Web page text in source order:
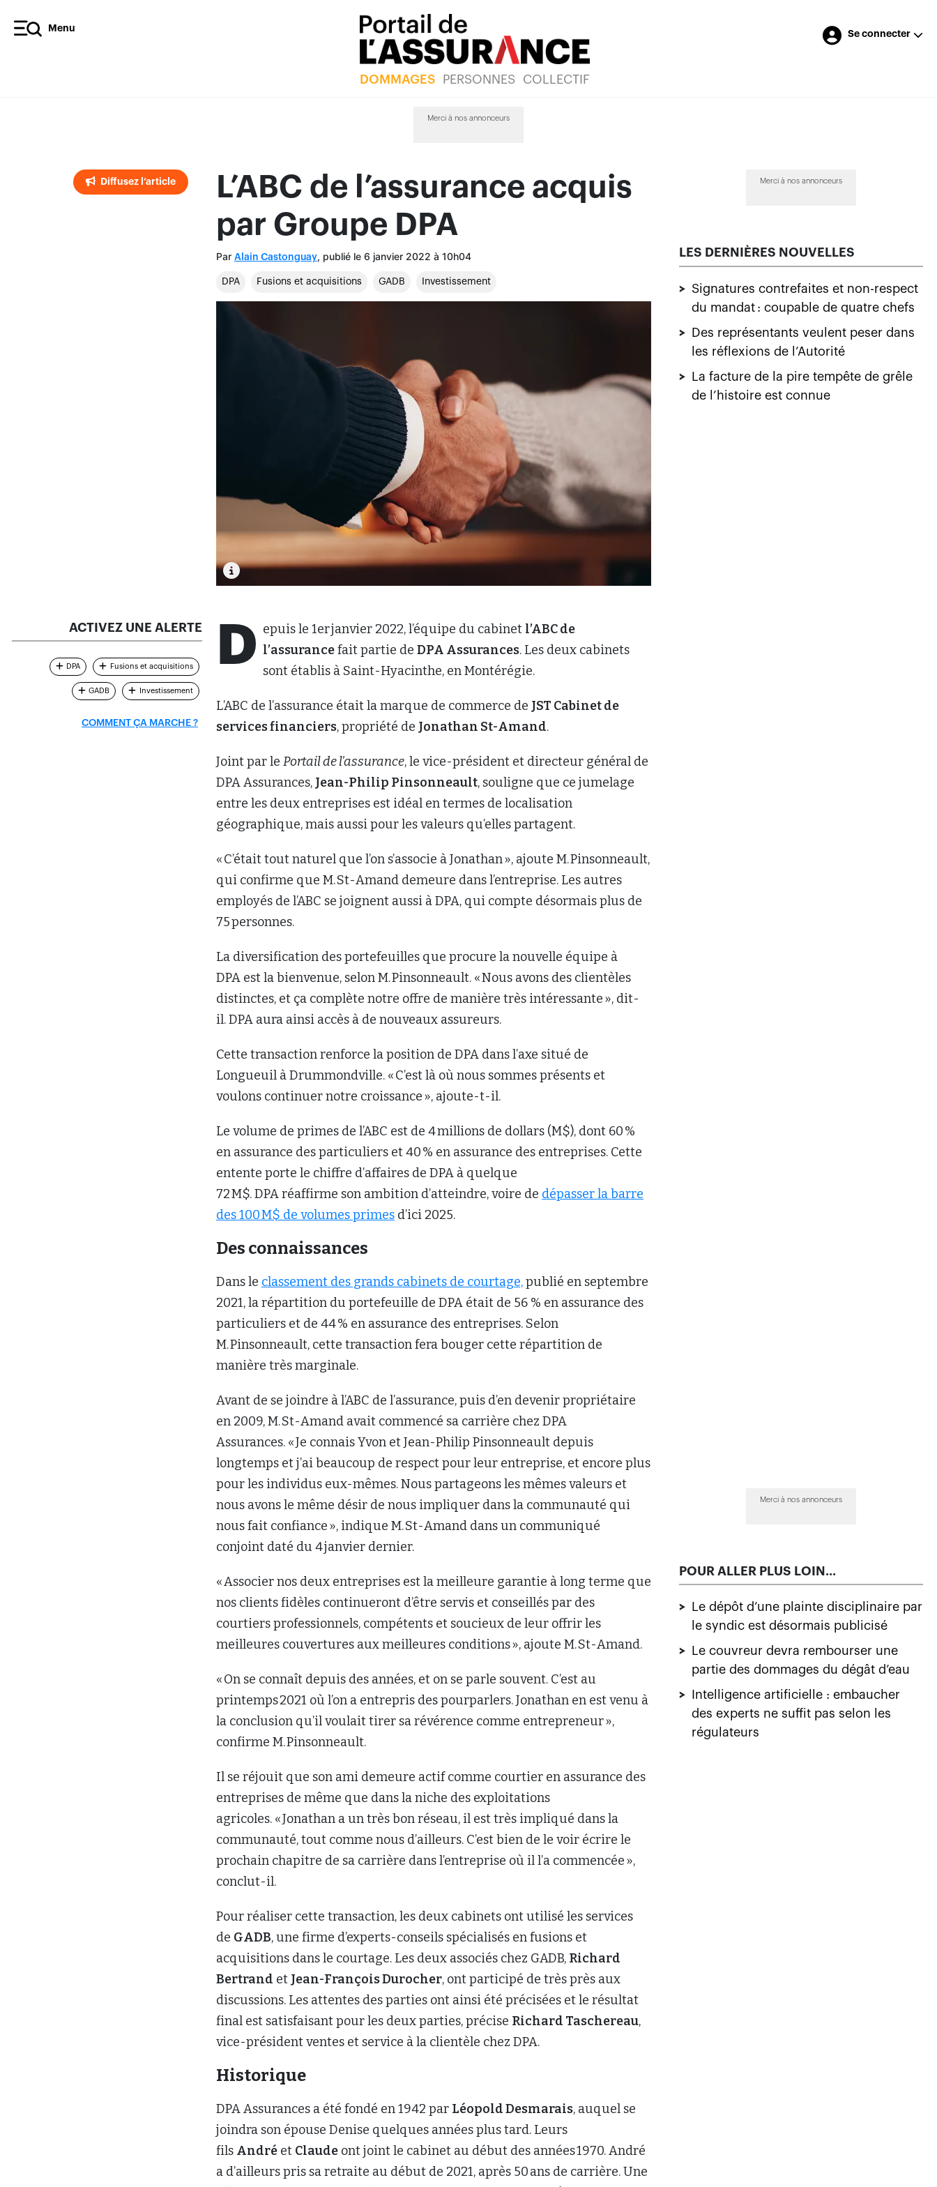
Menu
DOMMAGES PERSONNES COLLECTIF
Se connecter
Merci à nos annonceurs
Diffusez l’article
L’ABC de l’assurance acquis
par Groupe DPA
Par Alain Castonguay, publié le 6 janvier 2022 à 10h04
DPA Fusions et acquisitions GADB Investissement
D epuis le 1er janvier 2022, l’équipe du cabinet l’ABC de
l’assurancefait partie de DPA Assurances. Les deux cabinets
sont établis à Saint-Hyacinthe, en Montérégie.
L’ABC de l’assurance était la marque de commerce de JST Cabinet de
services financiers, propriété de Jonathan St-Amand.
Joint par le Portail de l’assurance, le vice-président et directeur général de
DPA Assurances, Jean-Philip Pinsonneault, souligne que ce jumelage
entre les deux entreprises est idéal en termes de localisation
géographique, mais aussi pour les valeurs qu’elles partagent.
« C’était tout naturel que l’on s’associe à Jonathan », ajoute M. Pinsonneault,
qui confirme que M. St-Amand demeure dans l’entreprise. Les autres
employés de l’ABC se joignent aussi à DPA, qui compte désormais plus de
75 personnes.
La diversification des portefeuilles que procure la nouvelle équipe à
DPA est la bienvenue, selon M. Pinsonneault. « Nous avons des clientèles
distinctes, et ça complète notre offre de manière très intéressante », dit-
il. DPA aura ainsi accès à de nouveaux assureurs.
Cette transaction renforce la position de DPA dans l’axe situé de
Longueuil à Drummondville. « C’est là où nous sommes présents et
voulons continuer notre croissance », ajoute-t-il.
Le volume de primes de l’ABC est de 4 millions de dollars (M$), dont 60 %
en assurance des particuliers et 40 % en assurance des entreprises. Cette
entente porte le chiffre d’affaires de DPA à quelque
72 M$. DPA réaffirme son ambition d’atteindre, voire de dépasser la barre
des 100 M$ de volumes primes d’ici 2025.
Des connaissances
Dans le classement des grands cabinets de courtage,publié en septembre
2021, la répartition du portefeuille de DPA était de 56 % en assurance des
particuliers et de 44 % en assurance des entreprises. Selon
M. Pinsonneault, cette transaction fera bouger cette répartition de
manière très marginale.
Avant de se joindre à l’ABC de l’assurance, puis d’en devenir propriétaire
en 2009, M. St-Amand avait commencé sa carrière chez DPA
Assurances. « Je connais Yvon et Jean-Philip Pinsonneault depuis
longtemps et j’ai beaucoup de respect pour leur entreprise, et encore plus
pour les individus eux-mêmes. Nous partageons les mêmes valeurs et
nous avons le même désir de nous impliquer dans la communauté qui
nous fait confiance », indique M. St-Amand dans un communiqué
conjoint daté du 4 janvier dernier.
« Associer nos deux entreprises est la meilleure garantie à long terme que
nos clients fidèles continueront d’être servis et conseillés par des
courtiers professionnels, compétents et soucieux de leur offrir les
meilleures couvertures aux meilleures conditions », ajoute M. St-Amand.
« On se connaît depuis des années, et on se parle souvent. C’est au
printemps 2021 où l’on a entrepris des pourparlers. Jonathan en est venu à
la conclusion qu’il voulait tirer sa révérence comme entrepreneur »,
confirme M. Pinsonneault.
Il se réjouit que son ami demeure actif comme courtier en assurance des
entreprises de même que dans la niche des exploitations
agricoles. « Jonathan a un très bon réseau, il est très impliqué dans la
communauté, tout comme nous d’ailleurs. C’est bien de le voir écrire le
prochain chapitre de sa carrière dans l’entreprise où il l’a commencée »,
conclut-il.
Pour réaliser cette transaction, les deux cabinets ont utilisé les services
de GADB, une firme d’experts-conseils spécialisés en fusions et
acquisitions dans le courtage. Les deux associés chez GADB, Richard
Bertrand et Jean-François Durocher, ont participé de très près aux
discussions. Les attentes des parties ont ainsi été précisées et le résultat
final est satisfaisant pour les deux parties, précise Richard Taschereau,
vice-président ventes et service à la clientèle chez DPA.
Historique
DPA Assurances a été fondé en 1942 par Léopold Desmarais, auquel se
joindra son épouse Denise quelques années plus tard. Leurs
fils André et Claude ont joint le cabinet au début des années 1970. André
a d’ailleurs pris sa retraite au début de 2021, après 50 ans de carrière. Une
ACTIVEZ UNE ALERTE
DPA Fusions et acquisitions
GADB Investissement
COMMENT ÇA MARCHE ?
Merci à nos annonceurs
LES DERNIÈRES NOUVELLES
> Signatures contrefaites et non-respect
du mandat : coupable de quatre chefs
>
Des représentants veulent peser dans
les réflexions de l’Autorité
>
La facture de la pire tempête de grêle
de l’histoire est connue
Merci à nos annonceurs
POUR ALLER PLUS LOIN...
>
Le dépôt d’une plainte disciplinaire par
le syndic est désormais publicisé
>
Le couvreur devra rembourser une
partie des dommages du dégât d’eau
>
Intelligence artificielle : embaucher
des experts ne suffit pas selon les
régulateurs